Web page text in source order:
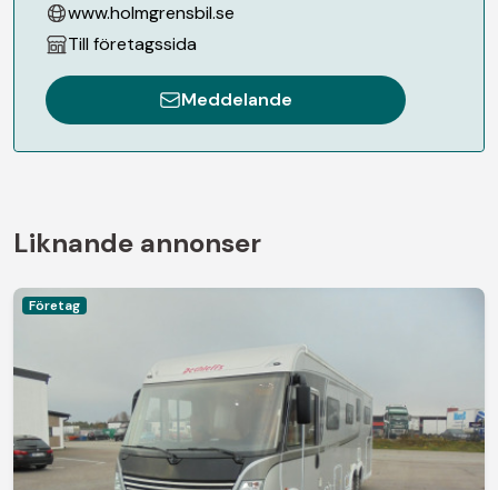
www.holmgrensbil.se
Till företagssida
Meddelande
Liknande annonser
Företag